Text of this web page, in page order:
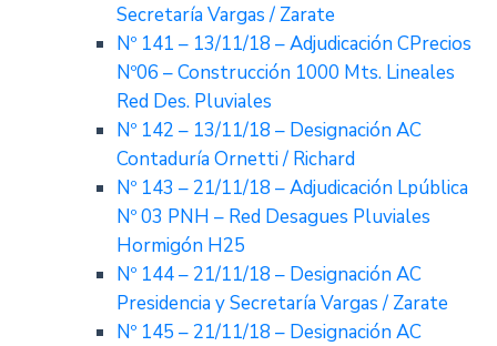
Secretaría Vargas / Zarate
Nº 141 – 13/11/18 – Adjudicación CPrecios
Nº06 – Construcción 1000 Mts. Lineales
Red Des. Pluviales
Nº 142 – 13/11/18 – Designación AC
Contaduría Ornetti / Richard
Nº 143 – 21/11/18 – Adjudicación Lpública
Nº 03 PNH – Red Desagues Pluviales
Hormigón H25
Nº 144 – 21/11/18 – Designación AC
Presidencia y Secretaría Vargas / Zarate
Nº 145 – 21/11/18 – Designación AC